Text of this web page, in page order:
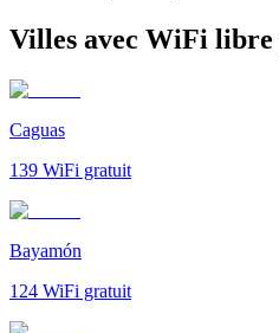
Villes avec WiFi libre
Caguas
139 WiFi gratuit
Bayamón
124 WiFi gratuit